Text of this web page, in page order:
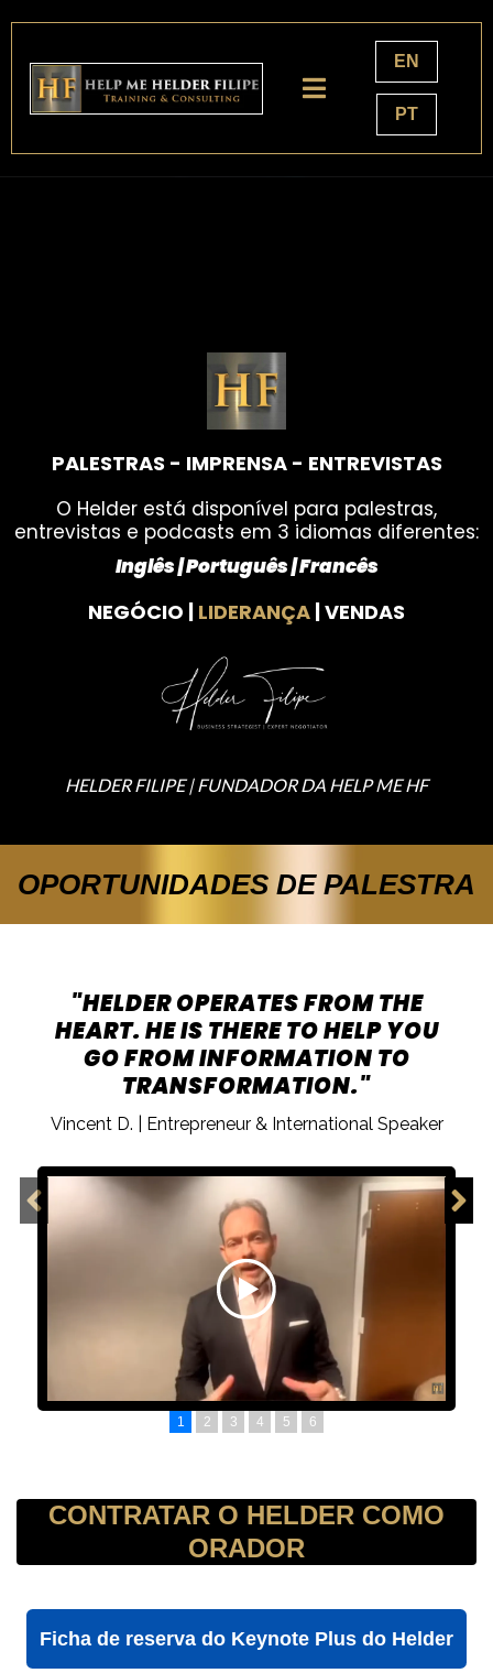
EN
PT
PALESTRAS - IMPRENSA - ENTREVISTAS
O Helder está disponível para palestras,
entrevistas e podcasts em 3 idiomas diferentes:
Inglês | Português | Francês
NEGÓCIO | LIDERANÇA | VENDAS
HELDER FILIPE | FUNDADOR DA HELP ME HF
OPORTUNIDADES DE PALESTRA
"HELDER OPERATES FROM THE
HEART. HE IS THERE TO HELP YOU
GO FROM INFORMATION TO
TRANSFORMATION."
Vincent D. | Entrepreneur & International Speaker
1 2 3 4 5 6
CONTRATAR O HELDER COMO
ORADOR
Ficha de reserva do Keynote Plus do Helder